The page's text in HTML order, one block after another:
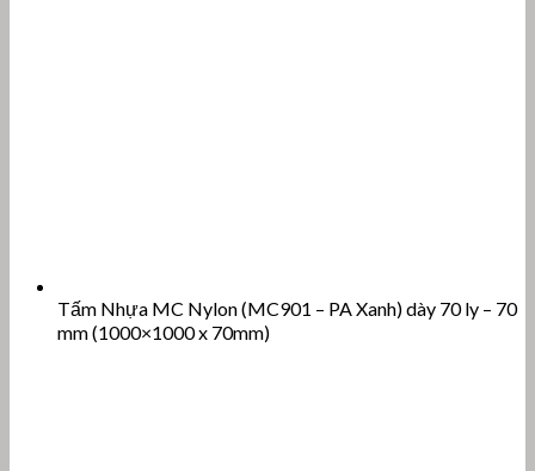
Tấm Nhựa MC Nylon (MC901 – PA Xanh) dày 70 ly – 70
mm (1000×1000 x 70mm)